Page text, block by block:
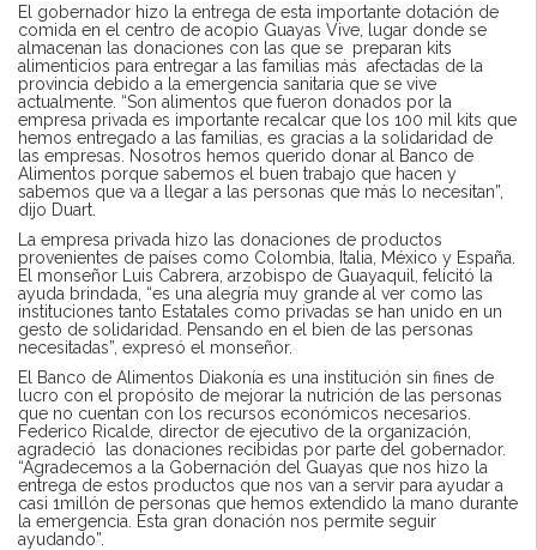
El gobernador hizo la entrega de esta importante dotación de
comida en el centro de acopio Guayas Vive, lugar donde se
almacenan las donaciones con las que se preparan kits
alimenticios para entregar a las familias más afectadas de la
provincia debido a la emergencia sanitaria que se vive
actualmente. “Son alimentos que fueron donados por la
empresa privada es importante recalcar que los 100 mil kits que
hemos entregado a las familias, es gracias a la solidaridad de
las empresas. Nosotros hemos querido donar al Banco de
Alimentos porque sabemos el buen trabajo que hacen y
sabemos que va a llegar a las personas que más lo necesitan”,
dijo Duart.
La empresa privada hizo las donaciones de productos
provenientes de países como Colombia, Italia, México y España.
El monseñor Luis Cabrera, arzobispo de Guayaquil, felicitó la
ayuda brindada, “es una alegría muy grande al ver como las
instituciones tanto Estatales como privadas se han unido en un
gesto de solidaridad. Pensando en el bien de las personas
necesitadas”, expresó el monseñor.
El Banco de Alimentos Diakonía es una institución sin fines de
lucro con el propósito de mejorar la nutrición de las personas
que no cuentan con los recursos económicos necesarios.
Federico Ricalde, director de ejecutivo de la organización,
agradeció las donaciones recibidas por parte del gobernador.
“Agradecemos a la Gobernación del Guayas que nos hizo la
entrega de estos productos que nos van a servir para ayudar a
casi 1millón de personas que hemos extendido la mano durante
la emergencia. Esta gran donación nos permite seguir
ayudando”.